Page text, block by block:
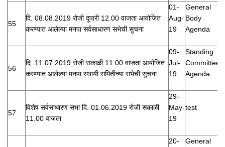
55
दि. 08.08.2019 रोजी दुपारी 12.00 वाजता आयोजित
करण्यात आलेल्या मनपा सर्वसाधारण सभेची सुचना
01-
Aug-
19
General
Body
Agenda
56
दि. 11.07.2019 रोजी सकाळी 11.00 वाजता आयोजित
करण्यात आलेल्या मनपा स्थायी समितीच्या सभेची सुचना
09-
Jul-
19
Standing
Committee
Agenda
57
विशेष सर्वसाधारण सभा दि. 01.06.2019 रोजी सकाळी
11.00 वाजता
29-
May-
19
test
20-
General